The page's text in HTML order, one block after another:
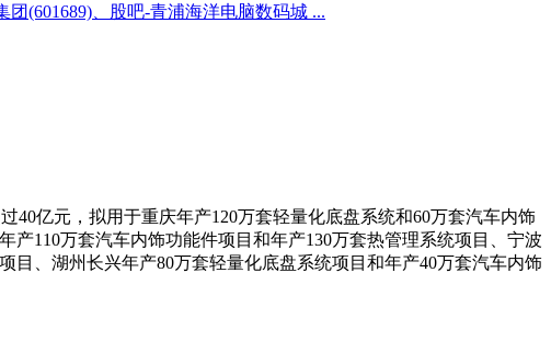
团(601689)、股吧-青浦海洋电脑数码城 ...
亿元，拟用于重庆年产120万套轻量化底盘系统和60万套汽车内饰
110万套汽车内饰功能件项目和年产130万套热管理系统项目、宁波
目、湖州长兴年产80万套轻量化底盘系统项目和年产40万套汽车内饰